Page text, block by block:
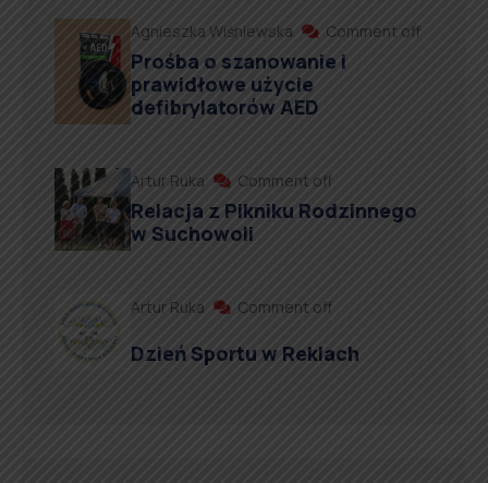
Agnieszka Wiśniewska Comment off
Prośba o szanowanie i
prawidłowe użycie
defibrylatorów AED
Artur Ruka Comment off
Relacja z Pikniku Rodzinnego
w Suchowoli
Artur Ruka Comment off
Dzień Sportu w Reklach